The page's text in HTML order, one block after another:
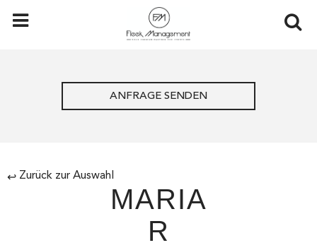
ANFRAGE SENDEN
↩ Zurück zur Auswahl
MARIA
R